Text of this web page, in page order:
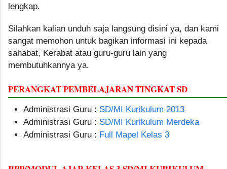
lengkap.
Silahkan kalian unduh saja langsung disini ya, dan kami
sangat memohon untuk bagikan informasi ini kepada
sahabat, Kerabat atau guru-guru lain yang
membutuhkannya ya.
PERANGKAT PEMBELAJARAN TINGKAT SD
Administrasi Guru : SD/MI Kurikulum 2013
Administrasi Guru : SD/MI Kurikulum Merdeka
Administrasi Guru : Full Mapel Kelas 3